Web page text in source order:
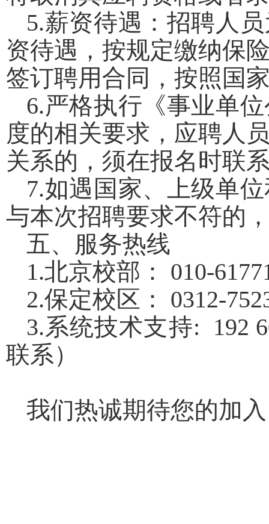
5.薪资待遇： 招聘人
资待遇，按规定缴纳保
签订聘用合同，按照国
6.严格执行《事业单
度的相关要求，应聘人
关系的，须在报名时联
7.如遇国家、上级单
与本次招聘要求不符的
五、服务热线
1.北京校部：
010-
2.保定校区：
0312-
3.系统技术支持: 192
联系）
我们热诚期待您的加